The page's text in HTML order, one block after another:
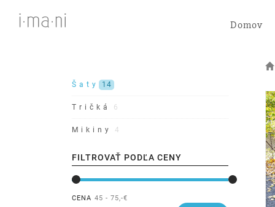
Domov
Š a t y 14
T r i č k á 6
M i k i n y 4
FILTROVAŤ PODĽA CENY
CENA 45 - 75,-€